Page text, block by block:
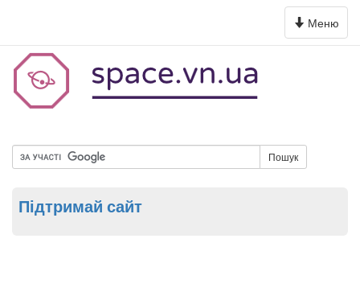
Toggle
navigation
Меню
Пошук
Підтримай сайт